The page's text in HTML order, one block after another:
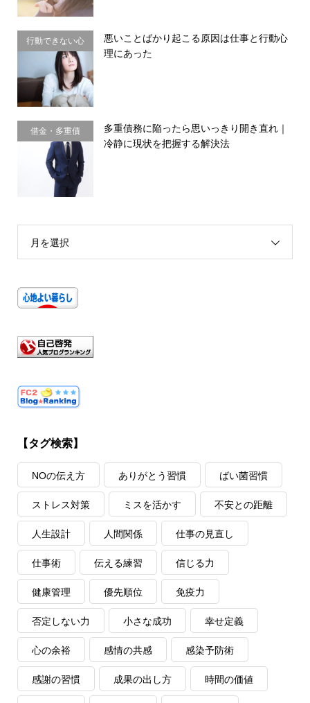
行動できない心
理・思い込み
悪いことばかり起こる原因は仕事と行動心
理にあった
借金・多重債
務・金銭感覚
多重債務に陥ったら思いっきり開き直れ｜
冷静に現状を把握する解決法
月を選択
【タグ検索】
NOの伝え方 ありがとう習慣 ばい菌習慣
ストレス対策 ミスを活かす 不安との距離
人生設計 人間関係 仕事の見直し
仕事術 伝える練習 信じる力
健康管理 優先順位 免疫力
否定しない力 小さな成功 幸せ定義
心の余裕 感情の共感 感染予防術
感謝の習慣 成果の出し方 時間の価値